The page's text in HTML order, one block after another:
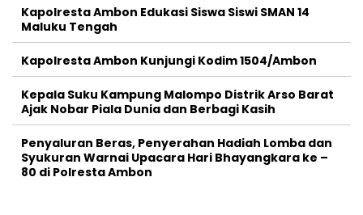
Kapolresta Ambon Edukasi Siswa Siswi SMAN 14
Maluku Tengah
Kapolresta Ambon Kunjungi Kodim 1504/Ambon
Kepala Suku Kampung Malompo Distrik Arso Barat
Ajak Nobar Piala Dunia dan Berbagi Kasih
Penyaluran Beras, Penyerahan Hadiah Lomba dan
Syukuran Warnai Upacara Hari Bhayangkara ke –
80 di Polresta Ambon